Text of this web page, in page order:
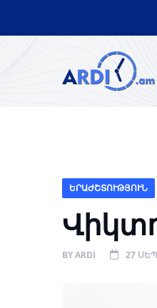
ԵՐԱԺՇՏՈՒԹՅՈՒՆ
BYARDI 27